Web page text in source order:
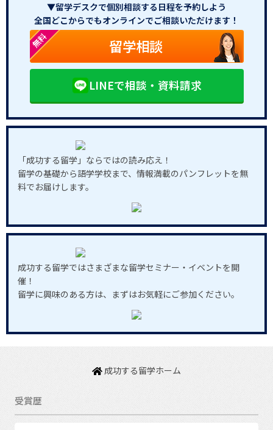
▼留学デスクで個別相談する日程を予約しよう
全国どこからでもオンラインでご相談いただけます！
無料 留学相談
LINEで相談・資料請求
「成功する留学」ならではの読み応え！
留学の基礎から語学学校まで、情報満載のパンフレットを無
料でお届けします。
成功する留学ではさまざまな留学セミナー・イベントを開
催！
留学に興味のある方は、まずはお気軽にご参加ください。
成功する留学ホーム
受賞歴